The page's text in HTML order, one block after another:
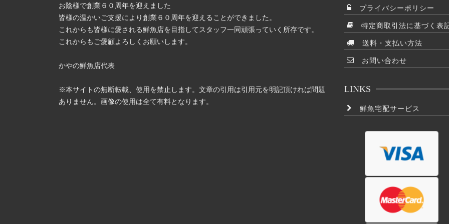
お陰様で創業６０周年を迎えました
皆様の温かいご支援により創業６０周年を迎えることができました。
これからも皆様に愛される鮮魚店を目指してスタッフ一同頑張っていく所存です。
これからもご愛顧よろしくお願いします。
かやの鮮魚店代表
※本サイトの無断転載、使用を禁止します。文章の引用は引用元を明記頂ければ問題
ありません。画像の使用は全て有料となります。
プライバシーポリシー
特定商取引法に基づく表
送料・支払い方法
お問い合わせ
LINKS
鮮魚宅配サービス